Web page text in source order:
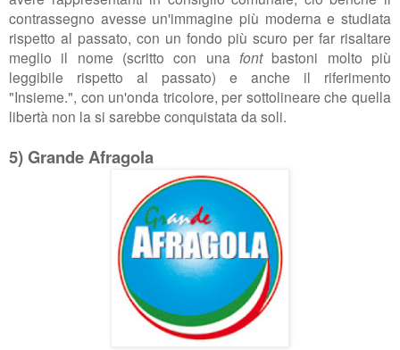
contrassegno avesse un'immagine più moderna e studiata
rispetto al passato, con un fondo più scuro per far risaltare
meglio il nome (scritto con una fontbastoni molto più
leggibile rispetto al passato) e anche il riferimento
"Insieme.", con un'onda tricolore, per sottolineare che quella
libertà non la si sarebbe conquistata da soli.
5) Grande Afragola